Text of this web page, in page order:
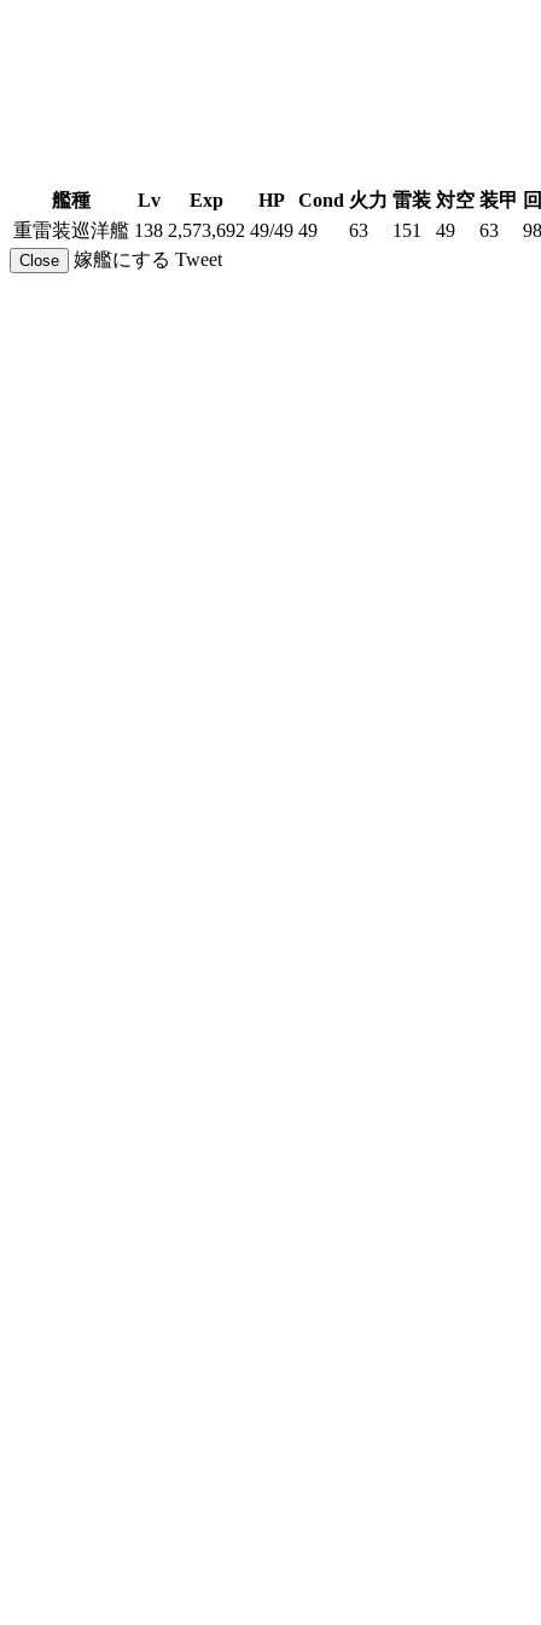
艦種 Lv Exp HP Cond 火力 雷装 対空 装甲
重雷装巡洋艦 138 2,573,692 49/49 49 63 151 49 63 98
Close 嫁艦にする Tweet